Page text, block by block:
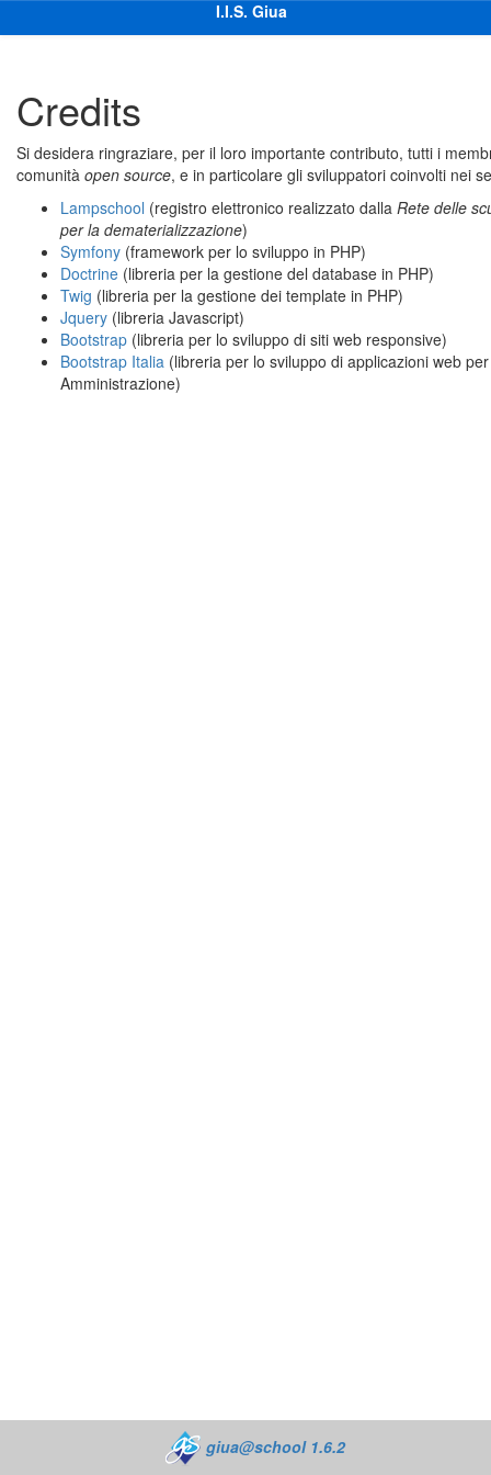
contenuto
fine
pagina
I.I.S. Giua
Credits
Si desidera ringraziare, per il loro importante contributo, tutti i
comunità open source, e in particolare gli sviluppatori coinvolti nei
Lampschool (registro elettronico realizzato dalla Rete delle
per la dematerializzazione)
Symfony (framework per lo sviluppo in PHP)
Doctrine (libreria per la gestione del database in PHP)
Twig (libreria per la gestione dei template in PHP)
Jquery (libreria Javascript)
Bootstrap (libreria per lo sviluppo di siti web responsive)
Bootstrap Italia (libreria per lo sviluppo di applicazioni web
Amministrazione)
giua@school 1.6.2